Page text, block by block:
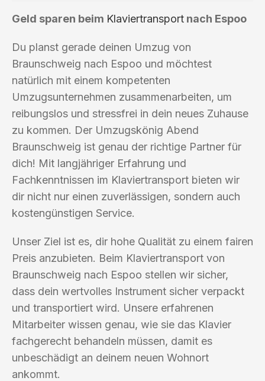
Geld sparen beim Klaviertransport nach Espoo
Du planst gerade deinen Umzug von
Braunschweig nach Espoo und möchtest
natürlich mit einem kompetenten
Umzugsunternehmen zusammenarbeiten, um
reibungslos und stressfrei in dein neues Zuhause
zu kommen. Der Umzugskönig Abend
Braunschweig ist genau der richtige Partner für
dich! Mit langjähriger Erfahrung und
Fachkenntnissen im Klaviertransport bieten wir
dir nicht nur einen zuverlässigen, sondern auch
kostengünstigen Service.
Unser Ziel ist es, dir hohe Qualität zu einem fairen
Preis anzubieten. Beim Klaviertransport von
Braunschweig nach Espoo stellen wir sicher,
dass dein wertvolles Instrument sicher verpackt
und transportiert wird. Unsere erfahrenen
Mitarbeiter wissen genau, wie sie das Klavier
fachgerecht behandeln müssen, damit es
unbeschädigt an deinem neuen Wohnort
ankommt.